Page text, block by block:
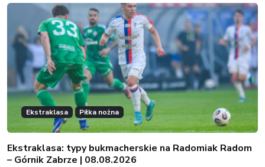
Ekstraklasa Piłka nożna
Ekstraklasa: typy bukmacherskie na Radomiak Radom
– Górnik Zabrze | 08.08.2026